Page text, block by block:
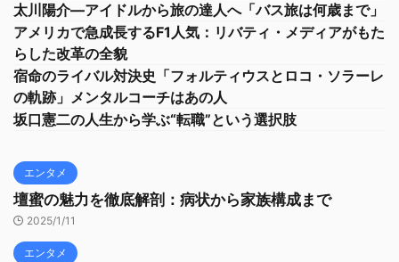
太川陽介—アイドルから旅の達人へ「バス旅は何歳まで」
アメリカで急成長するF1人気：リバティ・メディアがもた
らした改革の全貌
宿命のライバル対決史「フォルティウスとロコ・ソラーレ
の軌跡」メンタルコーチはあの人
坂口憲二の人生から学ぶ“転職”という選択肢
エンタメ
壇蜜の魅力を徹底解剖：病状から家族構成まで
2025/1/11
エンタメ